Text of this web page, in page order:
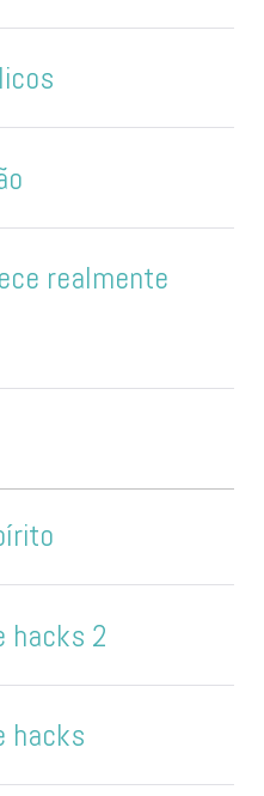
realmente
hacks 2
hacks